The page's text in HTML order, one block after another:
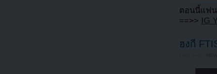
ตอนนี้แฟน
==>> IG
ฮงกี